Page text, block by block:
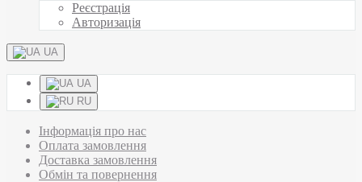
Реєстрація
Авторизація
UA
UA
RU
Інформація про нас
Оплата замовлення
Доставка замовлення
Обмін та повернення